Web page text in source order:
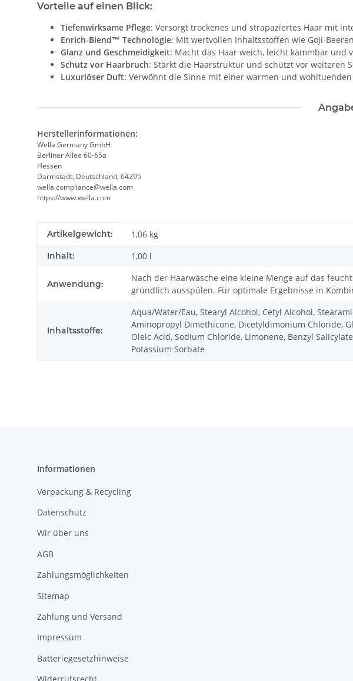
Vorteile auf einen Blick:
Tiefenwirksame Pflege: Versorgt trockenes und strapaziertes Haar mit
Enrich-Blend™ Technologie: Mit wertvollen Inhaltsstoffen wie Goji-
Glanz und Geschmeidigkeit: Macht das Haar weich, leicht kämmbar
Schutz vor Haarbruch: Stärkt die Haarstruktur und schützt vor weiteren
Luxuriöser Duft: Verwöhnt die Sinne mit einer warmen und
Herstellerinformationen:
Wella Germany GmbH
Berliner Allee 60-65a
Hessen
Darmstadt, Deutschland, 64295
wella.compliance@wella.com
https://www.wella.com
Produkteigenschaft
Wert
Artikelgewicht: 1,06 kg
Inhalt: 1,00 l
Anwendung:
Nach der Haarwäsche eine kleine Menge auf das
gründlich ausspülen. Für optimale Ergebnisse in
Inhaltsstoffe:
Aqua/Water/Eau, Stearyl Alcohol, Cetyl Alcohol,
Aminopropyl Dimethicone, Dicetyldimonium Chloride,
Oleic Acid, Sodium Chloride, Limonene, Benzyl
Potassium Sorbate
Informationen
Verpackung & Recycling
Datenschutz
Wir über uns
AGB
Zahlungsmöglichkeiten
Sitemap
Zahlung und Versand
Impressum
Batteriegesetzhinweise